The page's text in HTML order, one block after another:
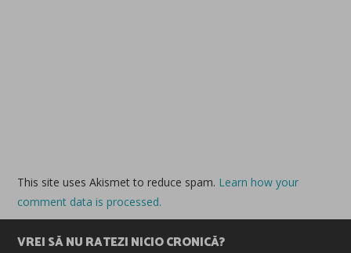
This site uses Akismet to reduce spam. Learn how your
comment data is processed.
VREI SĂ NU RATEZI NICIO CRONICĂ?